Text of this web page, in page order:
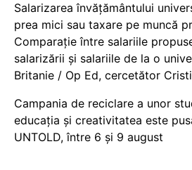
Salarizarea învățământului
prea mici sau taxare pe muncă
Comparație între salariile
salarizării și salariile de la o
Britanie / Op Ed, cercetător
Campania de reciclare a unor
educația și creativitatea este
UNTOLD, între 6 și 9 august